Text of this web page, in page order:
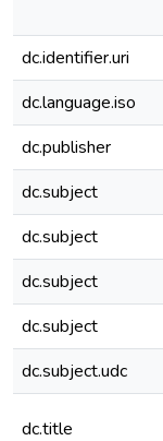
dc.identifier.uri
dc.language.iso
dc.publisher
dc.subject
dc.subject
dc.subject
dc.subject
dc.subject.udc
dc.title